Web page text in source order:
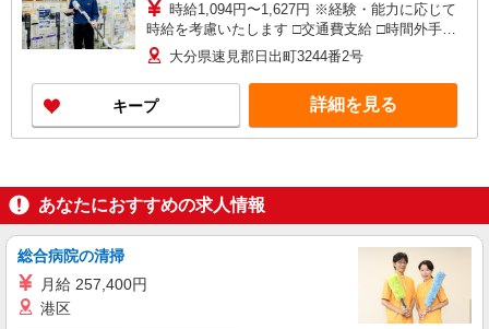
時給1,094円〜1,627円 ※経験・能力に応じて
時給を考慮いたします □交通費支給 □時間外手当
（１分単位で別途全額支給） ■昇給・昇格制度あ
り □賞与あり（年２回） ■目標達成手当 ※全て当
社規定あり
大分県速見郡日出町3244番2号
キープ 詳細を見る
あなたにおすすめの求人情報
総合病院の清掃
月給 257,400円
港区